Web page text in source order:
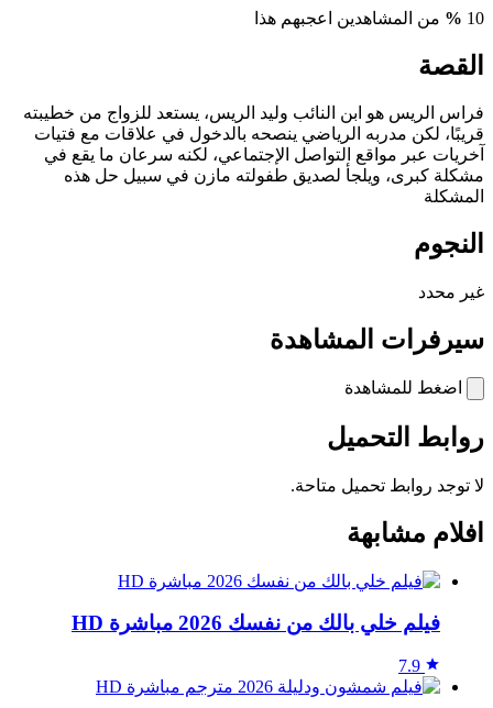
10
% من المشاهدين اعجبهم هذا
القصة
فراس الريس هو ابن النائب وليد الريس، يستعد للزواج من خطيبته
قريبًا، لكن مدربه الرياضي ينصحه بالدخول في علاقات مع فتيات
آخريات عبر مواقع التواصل اﻹجتماعي، لكنه سرعان ما يقع في
مشكلة كبرى، ويلجأ لصديق طفولته مازن في سبيل حل هذه
المشكلة
النجوم
غير محدد
سيرفرات المشاهدة
اضغط للمشاهدة
روابط التحميل
لا توجد روابط تحميل متاحة.
افلام مشابهة
فيلم خلي بالك من نفسك 2026 مباشرة HD
7.9